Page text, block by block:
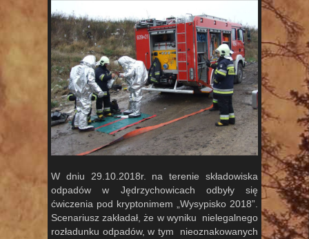
W dniu 29.10.2018r. na terenie składowiska
odpadów w Jędrzychowicach odbyły się
ćwiczenia pod kryptonimem „Wysypisko 2018”.
Scenariusz zakładał, że w wyniku nielegalnego
rozładunku odpadów, w tym nieoznakowanych